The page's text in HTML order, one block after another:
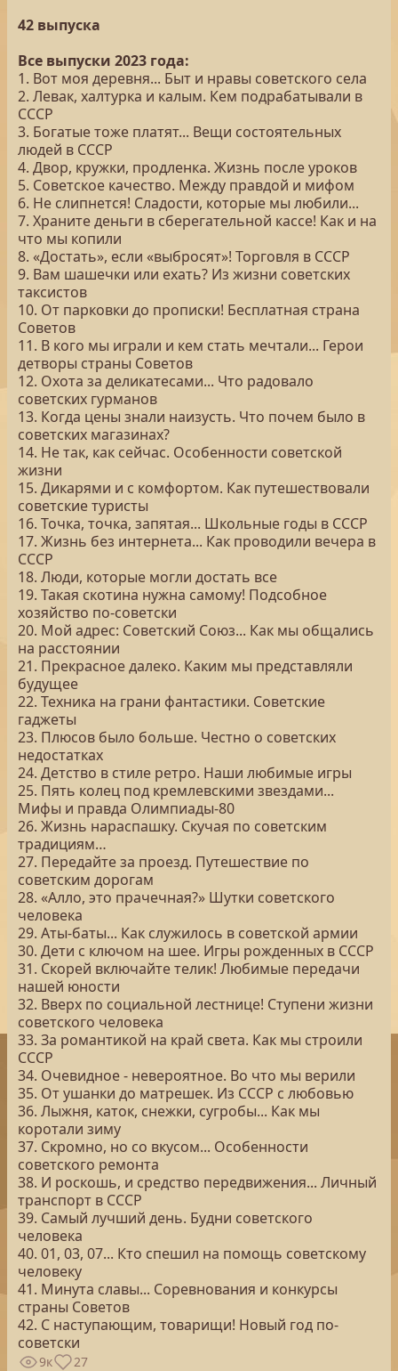
42 выпуска
Все выпуски 2023 года:
1. Вот моя деревня... Быт и нравы советского села
2. Левак, халтурка и калым. Кем подрабатывали в
СССР
3. Богатые тоже платят... Вещи состоятельных
людей в СССР
4. Двор, кружки, продленка. Жизнь после уроков
5. Советское качество. Между правдой и мифом
6. Не слипнется! Сладости, которые мы любили...
7. Храните деньги в сберегательной кассе! Как и на
что мы копили
8. «Достать», если «выбросят»! Торговля в СССР
9. Вам шашечки или ехать? Из жизни советских
таксистов
10. От парковки до прописки! Бесплатная страна
Советов
11. В кого мы играли и кем стать мечтали... Герои
детворы страны Советов
12. Охота за деликатесами... Что радовало
советских гурманов
13. Когда цены знали наизусть. Что почем было в
советских магазинах?
14. Не так, как сейчас. Особенности советской
жизни
15. Дикарями и с комфортом. Как путешествовали
советские туристы
16. Точка, точка, запятая... Школьные годы в СССР
17. Жизнь без интернета... Как проводили вечера в
СССР
18. Люди, которые могли достать все
19. Такая скотина нужна самому! Подсобное
хозяйство по-советски
20. Мой адрес: Советский Союз... Как мы общались
на расстоянии
21. Прекрасное далеко. Каким мы представляли
будущее
22. Техника на грани фантастики. Советские
гаджеты
23. Плюсов было больше. Честно о советских
недостатках
24. Детство в стиле ретро. Наши любимые игры
25. Пять колец под кремлевскими звездами...
Мифы и правда Олимпиады-80
26. Жизнь нараспашку. Скучая по советским
традициям…
27. Передайте за проезд. Путешествие по
советским дорогам
28. «Алло, это прачечная?» Шутки советского
человека
29. Аты-баты... Как служилось в советской армии
30. Дети с ключом на шее. Игры рожденных в СССР
31. Скорей включайте телик! Любимые передачи
нашей юности
32. Вверх по социальной лестнице! Ступени жизни
советского человека
33. За романтикой на край света. Как мы строили
СССР
34. Очевидное - невероятное. Во что мы верили
35. От ушанки до матрешек. Из СССР с любовью
36. Лыжня, каток, снежки, сугробы... Как мы
коротали зиму
37. Скромно, но со вкусом... Особенности
советского ремонта
38. И роскошь, и средство передвижения... Личный
транспорт в СССР
39. Самый лучший день. Будни советского
человека
40. 01, 03, 07... Кто спешил на помощь советскому
человеку
41. Минута славы... Соревнования и конкурсы
страны Советов
42. С наступающим, товарищи! Новый год по-
советски
9к 27